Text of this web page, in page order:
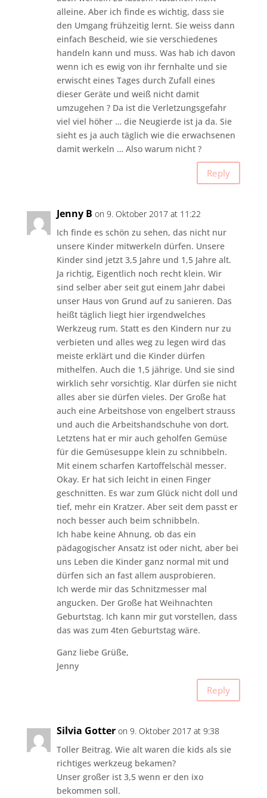
alleine. Aber ich finde es wichtig, dass sie
den Umgang frühzeitig lernt. Sie weiss dann
einfach Bescheid, wie sie verschiedenes
handeln kann und muss. Was hab ich davon
wenn ich es ewig von ihr fernhalte und sie
erwischt eines Tages durch Zufall eines
dieser Geräte und weiß nicht damit
umzugehen ? Da ist die Verletzungsgefahr
viel viel höher … die Neugierde ist ja da. Sie
sieht es ja auch täglich wie die erwachsenen
damit werkeln … Also warum nicht ?
Reply
Jenny B on 9. Oktober 2017 at 11:22
Ich finde es schön zu sehen, das nicht nur
unsere Kinder mitwerkeln dürfen. Unsere
Kinder sind jetzt 3,5 Jahre und 1,5 Jahre alt.
Ja richtig, Eigentlich noch recht klein. Wir
sind selber aber seit gut einem Jahr dabei
unser Haus von Grund auf zu sanieren. Das
heißt täglich liegt hier irgendwelches
Werkzeug rum. Statt es den Kindern nur zu
verbieten und alles weg zu legen wird das
meiste erklärt und die Kinder dürfen
mithelfen. Auch die 1,5 jährige. Und sie sind
wirklich sehr vorsichtig. Klar dürfen sie nicht
alles aber sie dürfen vieles. Der Große hat
auch eine Arbeitshose von engelbert strauss
und auch die Arbeitshandschuhe von dort.
Letztens hat er mir auch geholfen Gemüse
für die Gemüsesuppe klein zu schnibbeln.
Mit einem scharfen Kartoffelschäl messer.
Okay. Er hat sich leicht in einen Finger
geschnitten. Es war zum Glück nicht doll und
tief, mehr ein Kratzer. Aber seit dem passt er
noch besser auch beim schnibbeln.
Ich habe keine Ahnung, ob das ein
pädagogischer Ansatz ist oder nicht, aber bei
uns Leben die Kinder ganz normal mit und
dürfen sich an fast allem ausprobieren.
Ich werde mir das Schnitzmesser mal
angucken. Der Große hat Weihnachten
Geburtstag. Ich kann mir gut vorstellen, dass
das was zum 4ten Geburtstag wäre.
Ganz liebe Grüße,
Jenny
Reply
Silvia Gotter on 9. Oktober 2017 at 9:38
Toller Beitrag. Wie alt waren die kids als sie
richtiges werkzeug bekamen?
Unser großer ist 3,5 wenn er den ixo
bekommen soll.